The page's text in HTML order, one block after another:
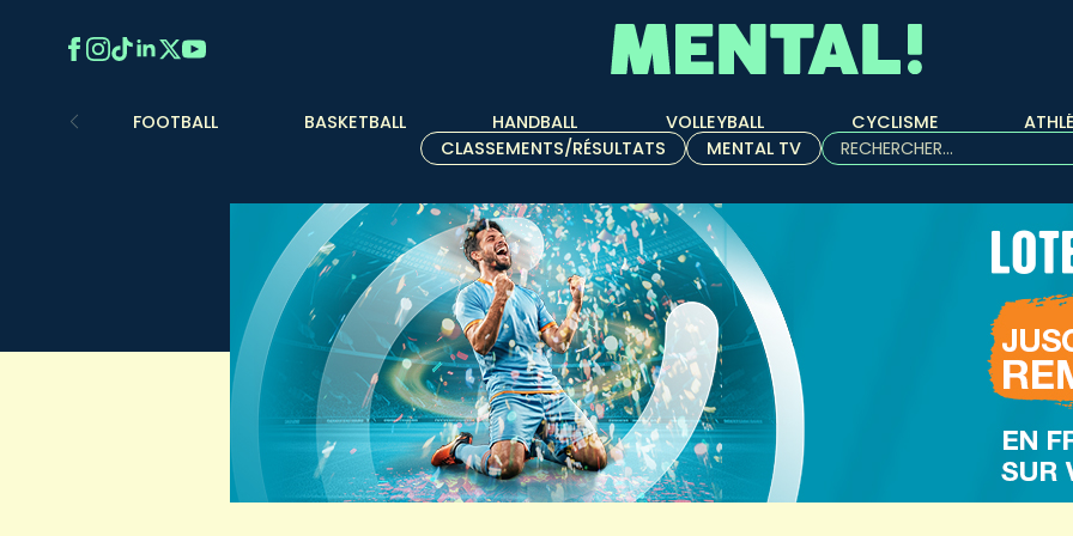
FOOTBALL BASKETBALL HANDBALL VOLLEYBALL CYCLISME
CLASSEMENTS/RÉSULTATS
MENTAL TV
Rechercher :